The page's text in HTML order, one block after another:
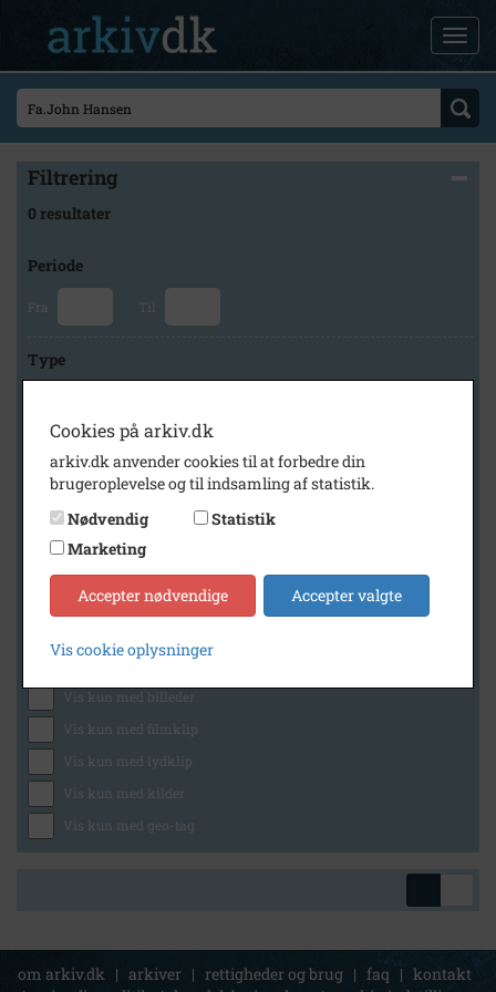
Filtrering
0 resultater
Periode
Fra Til
Type
Arkiv
Lokalarkivet Alsønderup -Tjæreby
Generelt
Vis kun med billeder
Vis kun med filmklip
Vis kun med lydklip
Vis kun med kilder
Vis kun med geo-tag
om arkiv.dk | arkiver | rettigheder og brug | faq | kontakt
Cookies på arkiv.dk
arkiv.dk anvender cookies til at forbedre din
brugeroplevelse og til indsamling af statistik.
Nødvendig
Statistik
Marketing
Accepter nødvendige Accepter valgte
Vis cookie oplysninger